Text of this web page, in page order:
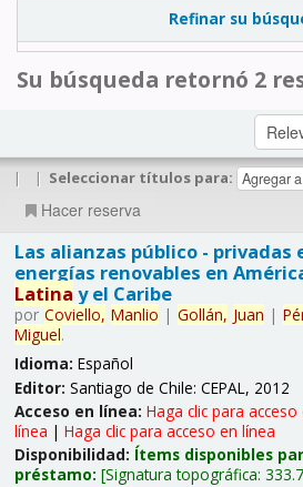
Refinar su
Su búsqueda retornó 2
| | Seleccionar títulos para:
Hacer reserva
Las alianzas público - privadas
energías renovables en
Latina y el Caribe
por Coviello, Manlio | Gollán, Juan |
Miguel.
Idioma: Español
Editor: Santiago de Chile: CEPAL, 2012
Acceso en línea: Haga clic para acceso
línea | Haga clic para acceso en línea
Disponibilidad: Ítems disponibles
préstamo: Signatura topográfica: